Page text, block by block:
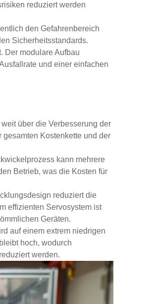
reduziert werden
den Gefahrenbereich
Sicherheitsstandards.
Der modulare Aufbau
und einer einfachen
über die Verbesserung der
Kostenkette und der
kann mehrere
Betrieb, was die Kosten für
reduziert die
effizienten Servosystem ist
Geräten.
auf einem extrem niedrigen
hoch, wodurch
werden.